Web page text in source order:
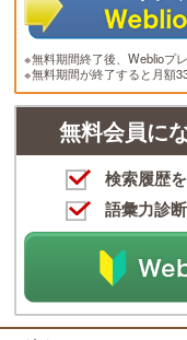
※無料期間終了後、Weblioプ
※無料期間が終了すると月額
無料会員に
検索履歴
語彙力診